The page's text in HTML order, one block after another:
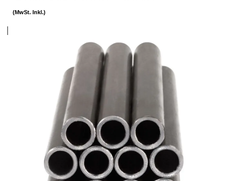
(MwSt. Inkl.)